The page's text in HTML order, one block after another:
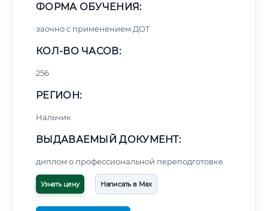
ФОРМА ОБУЧЕНИЯ:
заочно с применением ДОТ
КОЛ-ВО ЧАСОВ:
256
РЕГИОН:
Нальчик
ВЫДАВАЕМЫЙ ДОКУМЕНТ:
диплом о профессиональной переподготовке
Узнать цену Написать в Max